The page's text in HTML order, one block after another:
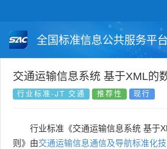
全国标准信息公共服务平台
国家标准 行业标准
国外标准 技术委员会
交通运输信息系统 基于XML的
行业标准-JT 交通 推荐性 现行
行业标准《交通运输信息系统 基于
则》由交通运输信息通信及导航标准化